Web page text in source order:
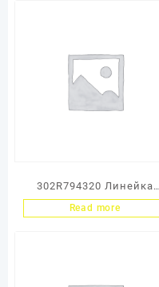
302R794320 Линейка
сканирования (тех.упак)
Read more